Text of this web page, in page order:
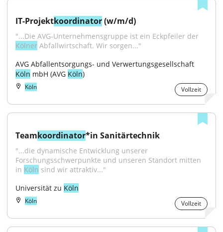
IT-Projektkoordinator (w/m/d)
Kölner Abfallwirtschaft. Wir sorgen..."
Köln mbH (AVG Köln)
Köln Vollzeit
Teamkoordinator*in Sanitärtechnik
"...die dynamische Entwicklung unserer
Forschungsschwerpunkte und unseren Standort mitten
in Köln sind wir attraktiv..."
Universität zu Köln
Köln Vollzeit